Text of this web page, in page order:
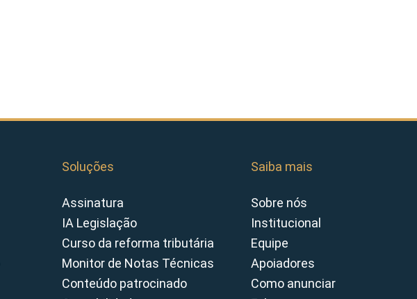
Soluções
Assinatura
IA Legislação
Curso da reforma tributária
Monitor de Notas Técnicas
Conteúdo patrocinado
Saiba mais
Sobre nós
Institucional
Equipe
Apoiadores
Como anunciar